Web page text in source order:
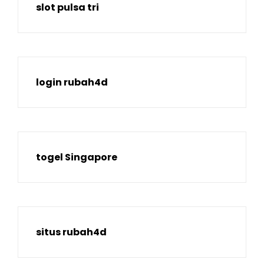
slot pulsa tri
login rubah4d
togel Singapore
situs rubah4d